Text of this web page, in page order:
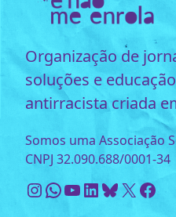
Organização de
soluções e
antirracista criada
Somos uma Associação
CNPJ 32.090.688/0001-34
Instagram
WhatsApp
Youtube
LinkedIn
Bluesky
X